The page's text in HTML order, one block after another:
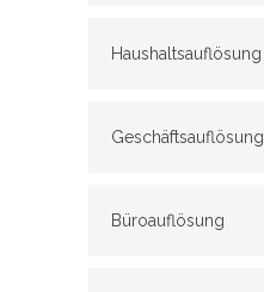
Haushaltsauflösung
Geschäftsauflösung
Büroauflösung